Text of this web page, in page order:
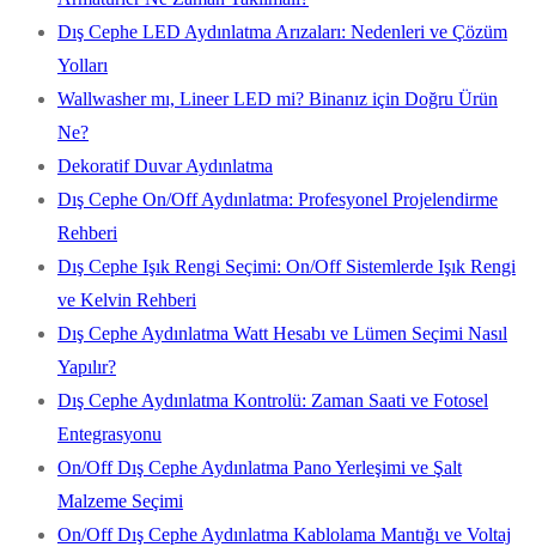
Dış Cephe LED Aydınlatma Arızaları: Nedenleri ve Çözüm
Yolları
Wallwasher mı, Lineer LED mi? Binanız için Doğru Ürün
Ne?
Dekoratif Duvar Aydınlatma
Dış Cephe On/Off Aydınlatma: Profesyonel Projelendirme
Rehberi
Dış Cephe Işık Rengi Seçimi: On/Off Sistemlerde Işık Rengi
ve Kelvin Rehberi
Dış Cephe Aydınlatma Watt Hesabı ve Lümen Seçimi Nasıl
Yapılır?
Dış Cephe Aydınlatma Kontrolü: Zaman Saati ve Fotosel
Entegrasyonu
On/Off Dış Cephe Aydınlatma Pano Yerleşimi ve Şalt
Malzeme Seçimi
On/Off Dış Cephe Aydınlatma Kablolama Mantığı ve Voltaj